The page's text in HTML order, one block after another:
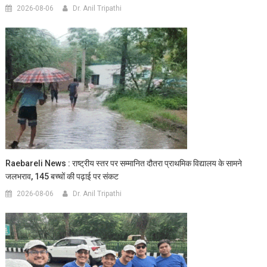
2026-08-06 Dr. Anil Tripathi
Raebareli News : राष्ट्रीय स्तर पर सम्मानित दौतरा प्राथमिक विद्यालय के सामने
जलभराव, 145 बच्चों की पढ़ाई पर संकट
2026-08-06 Dr. Anil Tripathi